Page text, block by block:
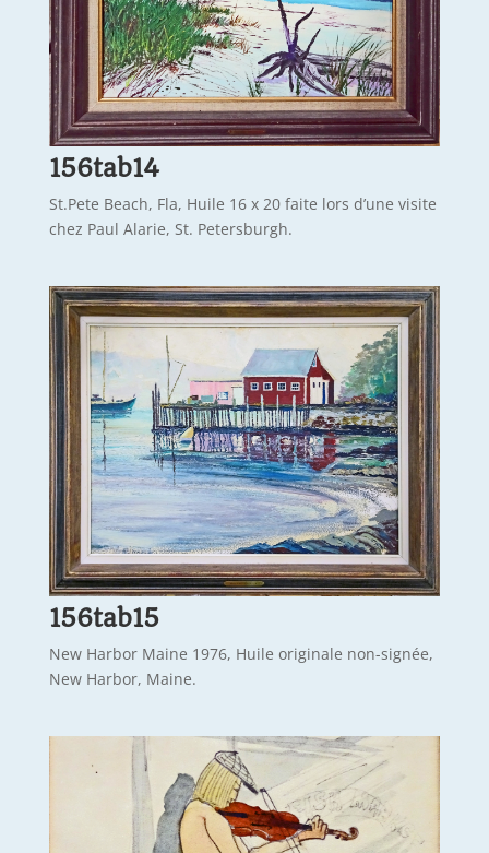
156tab14
St.Pete Beach, Fla, Huile 16 x 20 faite lors d’une visite
chez Paul Alarie, St. Petersburgh.
156tab15
New Harbor Maine 1976, Huile originale non-signée,
New Harbor, Maine.